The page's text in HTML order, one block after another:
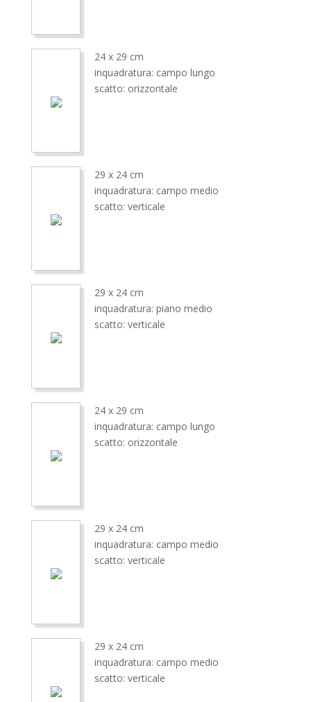
24 x 29 cm
inquadratura: campo lungo
scatto: orizzontale
29 x 24 cm
inquadratura: campo medio
scatto: verticale
29 x 24 cm
inquadratura: piano medio
scatto: verticale
24 x 29 cm
inquadratura: campo lungo
scatto: orizzontale
29 x 24 cm
inquadratura: campo medio
scatto: verticale
29 x 24 cm
inquadratura: campo medio
scatto: verticale